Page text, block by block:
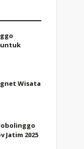
untuk
Wisata
Jatim 2025